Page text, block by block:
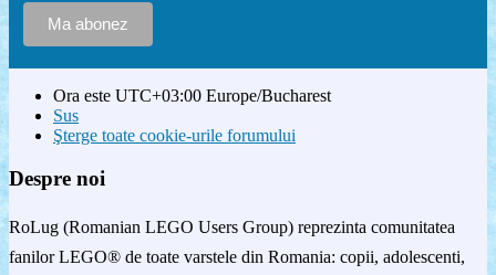
Ora este UTC+03:00 Europe/Bucharest
Sus
Şterge toate cookie-urile forumului
Despre noi
RoLug (Romanian LEGO Users Group) reprezinta comunitatea
fanilor LEGO® de toate varstele din Romania: copii, adolescenti,